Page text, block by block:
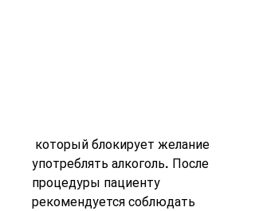
употреблять алкоголь. После
процедуры пациенту
рекомендуется соблюдать